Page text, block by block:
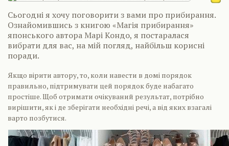
Сьогодні я хочу поговорити з вами про прибирання.
Ознайомившись з книгою «Магія прибирання»
японського автора Марі Кондо, я постаралася
вибрати для вас, на мій погляд, найбільш корисні
поради.
Якщо вірити автору, то, коли навести в домі порядок
правильно, підтримувати цей порядок буде набагато
простіше. Щоб отримати очікуваний результат, потрібно
вирішити, як і де зберігати необхідні речі, а від яких взагалі
варто позбутися.